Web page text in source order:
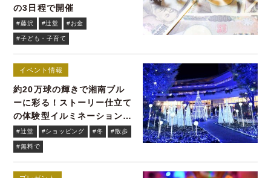
の3日程で開催
#藤沢 #辻堂 #お金
#子ども・子育て
イベント情報
約20万球の輝きで湘南ブル
ーに彩る！ストーリー仕立て
の体験型イルミネーション／
12月25日(月)まで
#辻堂 #ショッピング #冬 #散歩
#無料で